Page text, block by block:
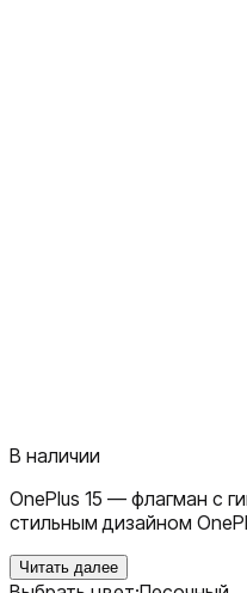
В наличии
OnePlus 15 — флагман с
стильным дизайном
автономность и
Читать далее